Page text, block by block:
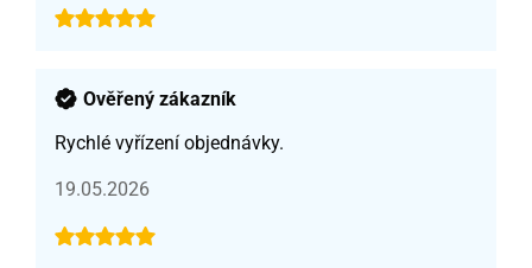
Ověřený zákazník
Rychlé vyřízení objednávky.
19.05.2026